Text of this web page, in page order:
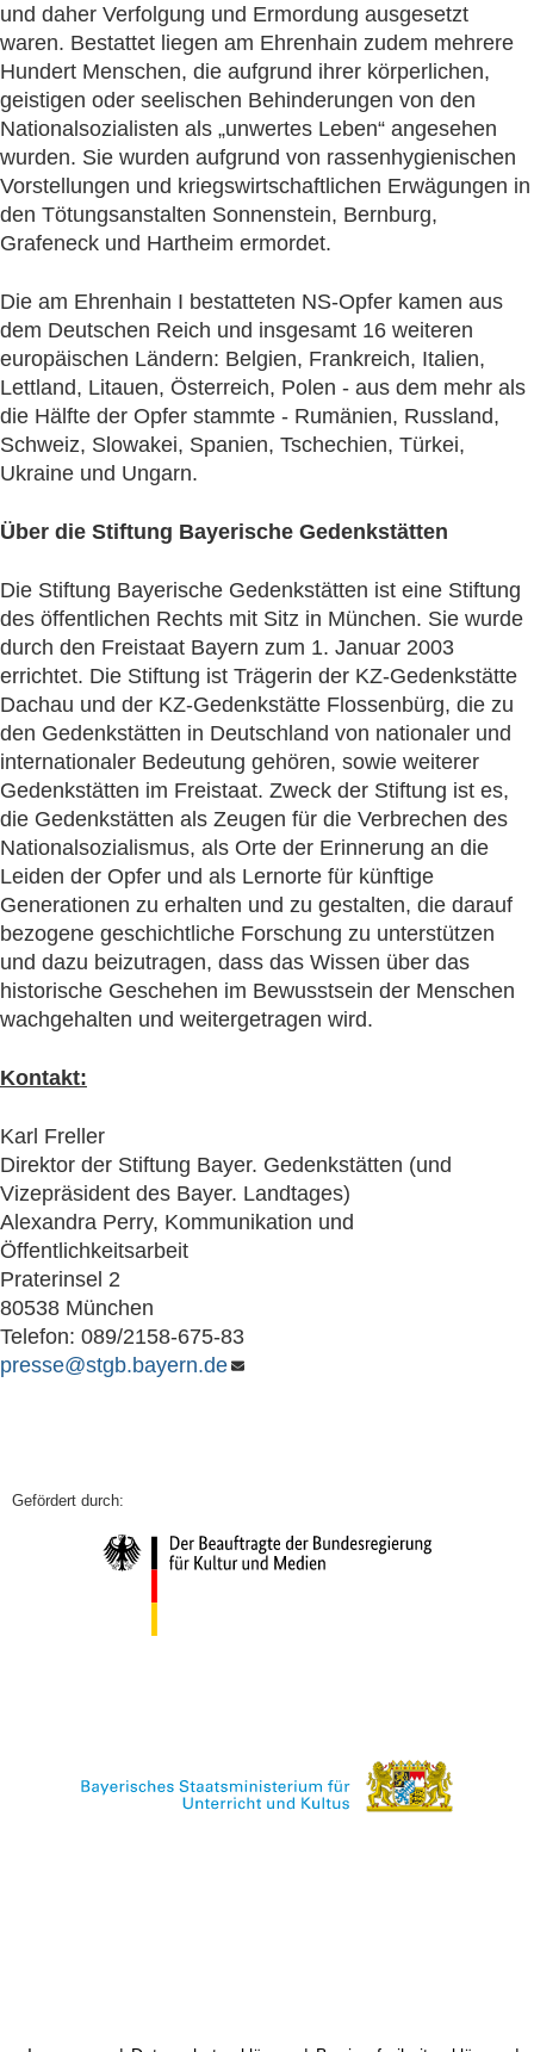
und daher Verfolgung und Ermordung ausgesetzt
waren. Bestattet liegen am Ehrenhain zudem mehrere
Hundert Menschen, die aufgrund ihrer körperlichen,
geistigen oder seelischen Behinderungen von den
Nationalsozialisten als „unwertes Leben“ angesehen
wurden. Sie wurden aufgrund von rassenhygienischen
Vorstellungen und kriegswirtschaftlichen Erwägungen in
den Tötungsanstalten Sonnenstein, Bernburg,
Grafeneck und Hartheim ermordet.
Die am Ehrenhain I bestatteten NS-Opfer kamen aus
dem Deutschen Reich und insgesamt 16 weiteren
europäischen Ländern: Belgien, Frankreich, Italien,
Lettland, Litauen, Österreich, Polen - aus dem mehr als
die Hälfte der Opfer stammte - Rumänien, Russland,
Schweiz, Slowakei, Spanien, Tschechien, Türkei,
Ukraine und Ungarn.
Über die Stiftung Bayerische Gedenkstätten
Die Stiftung Bayerische Gedenkstätten ist eine Stiftung
des öffentlichen Rechts mit Sitz in München. Sie wurde
durch den Freistaat Bayern zum 1. Januar 2003
errichtet. Die Stiftung ist Trägerin der KZ-Gedenkstätte
Dachau und der KZ-Gedenkstätte Flossenbürg, die zu
den Gedenkstätten in Deutschland von nationaler und
internationaler Bedeutung gehören, sowie weiterer
Gedenkstätten im Freistaat. Zweck der Stiftung ist es,
die Gedenkstätten als Zeugen für die Verbrechen des
Nationalsozialismus, als Orte der Erinnerung an die
Leiden der Opfer und als Lernorte für künftige
Generationen zu erhalten und zu gestalten, die darauf
bezogene geschichtliche Forschung zu unterstützen
und dazu beizutragen, dass das Wissen über das
historische Geschehen im Bewusstsein der Menschen
wachgehalten und weitergetragen wird.
Kontakt:
Karl Freller
Direktor der Stiftung Bayer. Gedenkstätten (und
Vizepräsident des Bayer. Landtages)
Alexandra Perry, Kommunikation und
Öffentlichkeitsarbeit
Praterinsel 2
80538 München
Telefon: 089/2158-675-83
presse@stgb.bayern.de